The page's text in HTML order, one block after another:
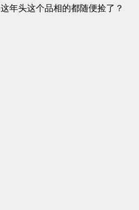
这年头这个品相的都随便捡了？